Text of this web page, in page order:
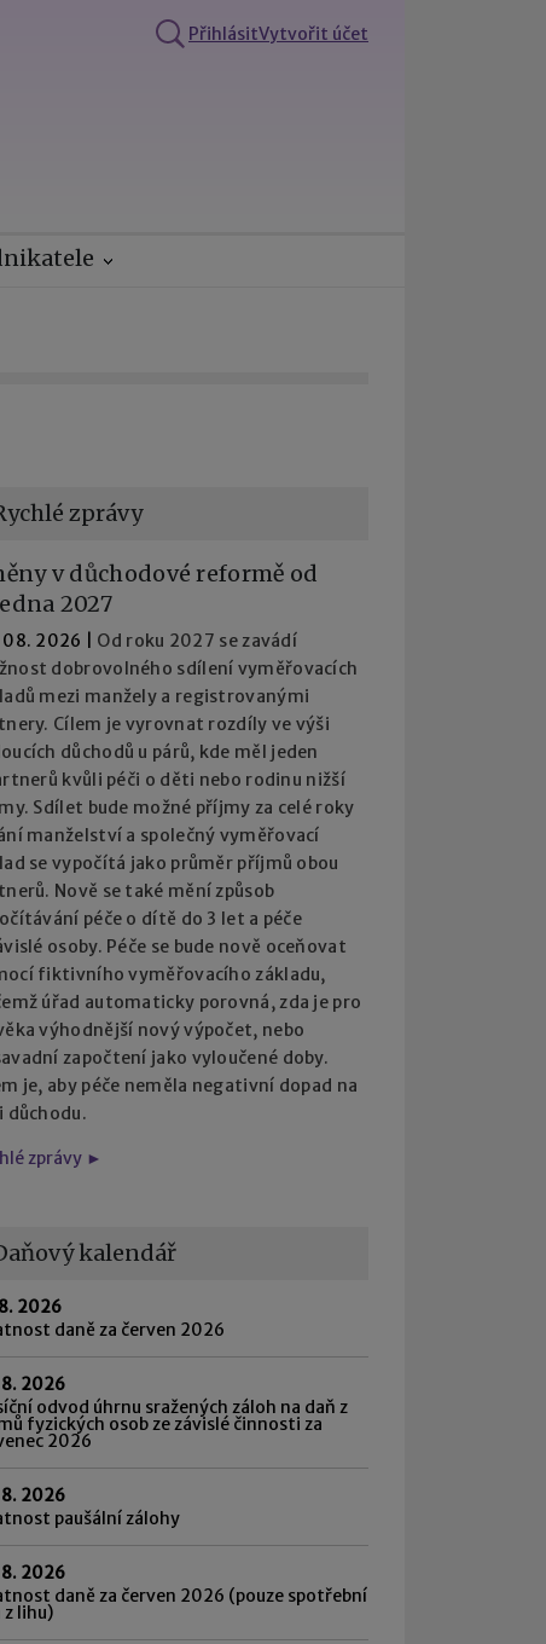
PřihlásitVytvořit účet
zprávy
v důchodové reformě od
2027
2026
Od roku 2027 se zavádí
dobrovolného sdílení vyměřovacích
mezi manžely a registrovanými
Cílem je vyrovnat rozdíly ve výši
důchodů u párů, kde měl jeden
kvůli péči o děti nebo rodinu nižší
Sdílet bude možné příjmy za celé roky
manželství a společný vyměřovací
se vypočítá jako průměr příjmů obou
Nově se také mění způsob
péče o dítě do 3 let a péče
osoby. Péče se bude nově oceňovat
fiktivního vyměřovacího základu,
úřad automaticky porovná, zda je pro
výhodnější nový výpočet, nebo
započtení jako vyloučené doby.
je, aby péče neměla negativní dopad na
důchodu.
zprávy ►
kalendář
2026
daně za červen 2026
2026
odvod úhrnu sražených záloh na daň z
fyzických osob ze závislé činnosti za
2026
2026
paušální zálohy
2026
daně za červen 2026 (pouze spotřební
z lihu)